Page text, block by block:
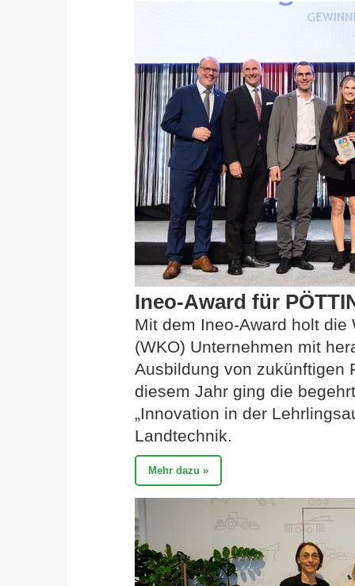
Ineo-Award für
Mit dem Ineo-Award holt
(WKO) Unternehmen mit
Ausbildung von zukünftigen
diesem Jahr ging die
„Innovation in der
Landtechnik.
Mehr dazu »